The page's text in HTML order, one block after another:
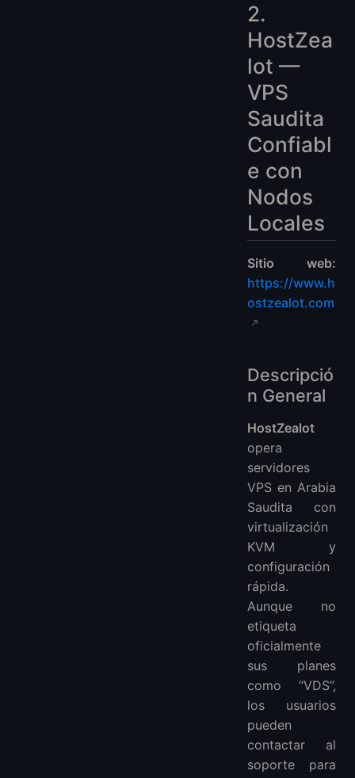
2.
HostZea
lot —
VPS
Saudita
Confiabl
e con
Nodos
Locales
Sitio web:
https://www.h
ostzealot.com
Descripció
n General
HostZealot
opera
servidores
VPS en Arabia
Saudita con
virtualización
KVM y
configuración
rápida.
Aunque no
etiqueta
oficialmente
sus planes
como “VDS”,
los usuarios
pueden
contactar al
soporte para